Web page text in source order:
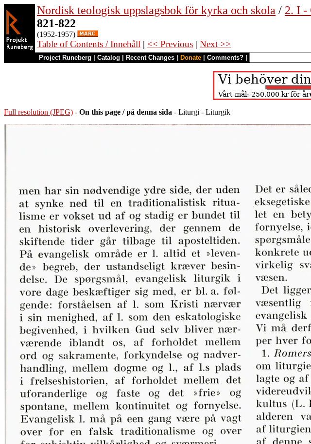
Nordisk teologisk uppslagsbok för kyrka och skola / 2. I -
821-822
(1952-1957)
Table of Contents / Innehåll | << Previous | Next >>
Project Runeberg Catalog Recent Changes Donate Comments?
Full resolution (JPEG) - On this page / på denna sida - Liturgi - Liturgik